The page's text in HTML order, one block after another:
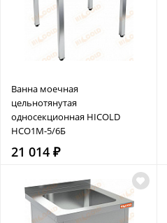
Ванна моечная
цельнотянутая
односекционная HICOLD
НСО1М-5/6Б
21 014 ₽